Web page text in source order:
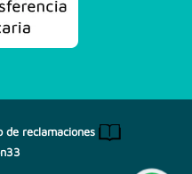
de reclamaciones